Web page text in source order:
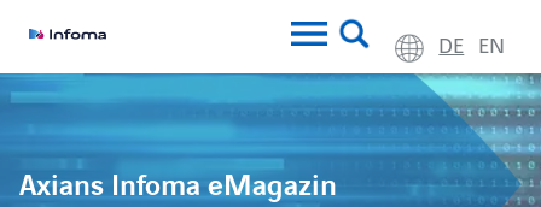
DE EN
Axians Infoma eMagazin